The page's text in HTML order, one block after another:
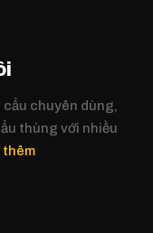
chuyên dùng,
thùng với nhiều
thêm